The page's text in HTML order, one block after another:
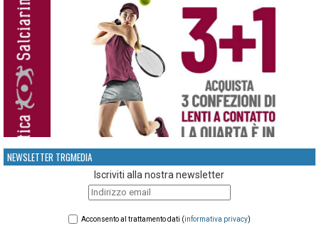
NEWSLETTER TRGMEDIA
Iscriviti alla nostra newsletter
Acconsento al trattamento dati (informativa privacy)